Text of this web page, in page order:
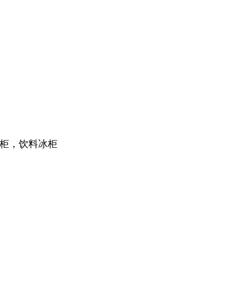
，饮料冰柜